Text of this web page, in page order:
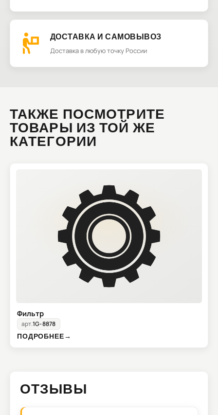
ДОСТАВКА И САМОВЫВОЗ
Доставка в любую точку России
ТАКЖЕ ПОСМОТРИТЕ
ТОВАРЫ ИЗ ТОЙ ЖЕ
КАТЕГОРИИ
Фильтр
арт.1G-8878
ПОДРОБНЕЕ→
ОТЗЫВЫ